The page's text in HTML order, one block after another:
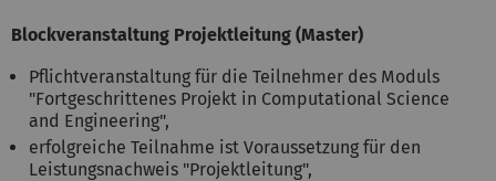
Blockveranstaltung Projektleitung (Master)
Pflichtveranstaltung für die Teilnehmer des Moduls
"Fortgeschrittenes Projekt in Computational Science
and Engineering",
erfolgreiche Teilnahme ist Voraussetzung für den
Leistungsnachweis "Projektleitung",